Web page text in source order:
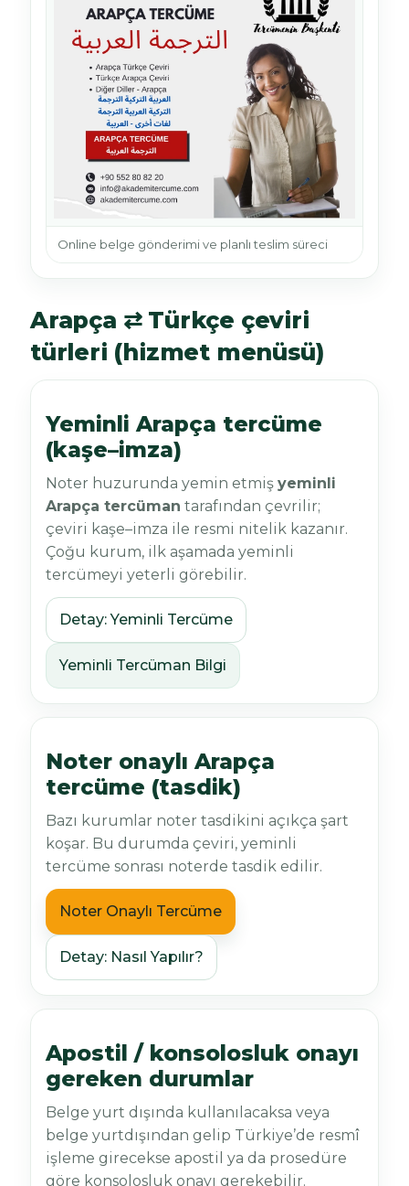
Online belge gönderimi ve planlı teslim süreci
Arapça ⇄ Türkçe çeviri
türleri (hizmet menüsü)
Yeminli Arapça tercüme
(kaşe–imza)
Noter huzurunda yemin etmiş yeminli
Arapça tercüman tarafından çevrilir;
çeviri kaşe–imza ile resmi nitelik kazanır.
Çoğu kurum, ilk aşamada yeminli
tercümeyi yeterli görebilir.
Detay: Yeminli Tercüme
Yeminli Tercüman Bilgi
Noter onaylı Arapça
tercüme (tasdik)
Bazı kurumlar noter tasdikini açıkça şart
koşar. Bu durumda çeviri, yeminli
tercüme sonrası noterde tasdik edilir.
Noter Onaylı Tercüme
Detay: Nasıl Yapılır?
Apostil / konsolosluk onayı
gereken durumlar
Belge yurt dışında kullanılacaksa veya
belge yurtdışından gelip Türkiye’de resmî
işleme girecekse apostil ya da prosedüre
göre konsolosluk onayı gerekebilir.